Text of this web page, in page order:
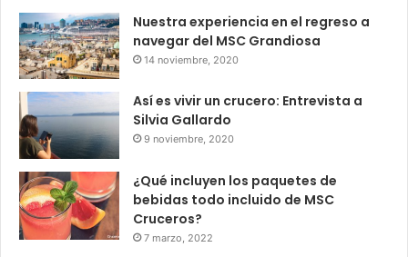
Nuestra experiencia en el regreso a
navegar del MSC Grandiosa
14 noviembre, 2020
Así es vivir un crucero: Entrevista a
Silvia Gallardo
9 noviembre, 2020
¿Qué incluyen los paquetes de
bebidas todo incluido de MSC
Cruceros?
7 marzo, 2022